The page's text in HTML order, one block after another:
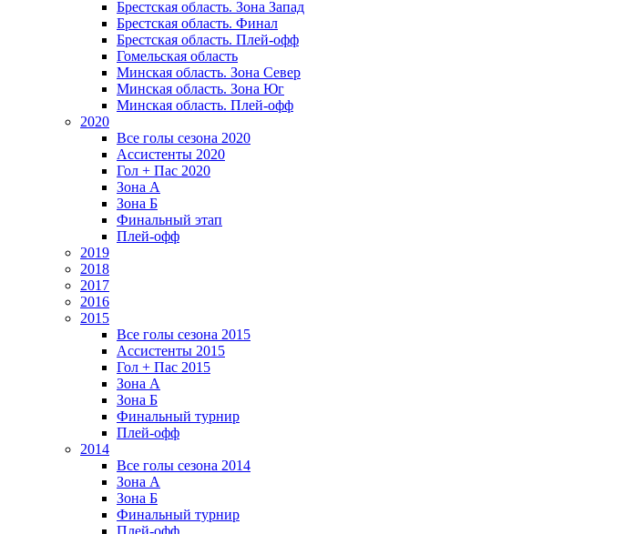
Брестская область. Зона Запад
Брестская область. Финал
Брестская область. Плей-офф
Гомельская область
Минская область. Зона Север
Минская область. Зона Юг
Минская область. Плей-офф
2020
Все голы сезона 2020
Ассистенты 2020
Гол + Пас 2020
Зона А
Зона Б
Финальный этап
Плей-офф
2019
2018
2017
2016
2015
Все голы сезона 2015
Ассистенты 2015
Гол + Пас 2015
Зона А
Зона Б
Финальный турнир
Плей-офф
2014
Все голы сезона 2014
Зона А
Зона Б
Финальный турнир
Плей-офф